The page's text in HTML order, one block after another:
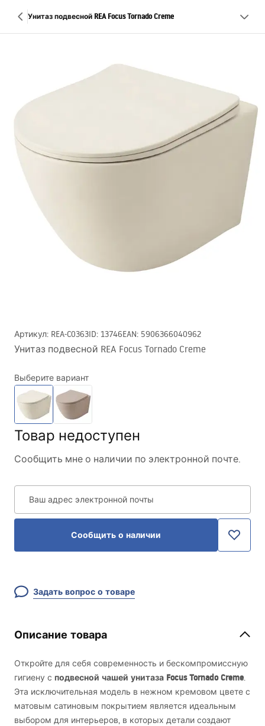
Унитаз подвесной REA Focus Tornado Creme
Артикул: REA-C0363ID: 13746EAN: 5906366040962
Унитаз подвесной REA Focus Tornado Creme
Выберите вариант
Товар недоступен
Сообщить мне о наличии по электронной почте.
Ваш адрес электронной почты
Сообщить о наличии
Задать вопрос о товаре
Описание товара
Откройте для себя современность и бескомпромиссную
гигиену с подвесной чашей унитаза Focus Tornado Creme.
Эта исключительная модель в нежном кремовом цвете с
матовым сатиновым покрытием является идеальным
выбором для интерьеров, в которых детали создают